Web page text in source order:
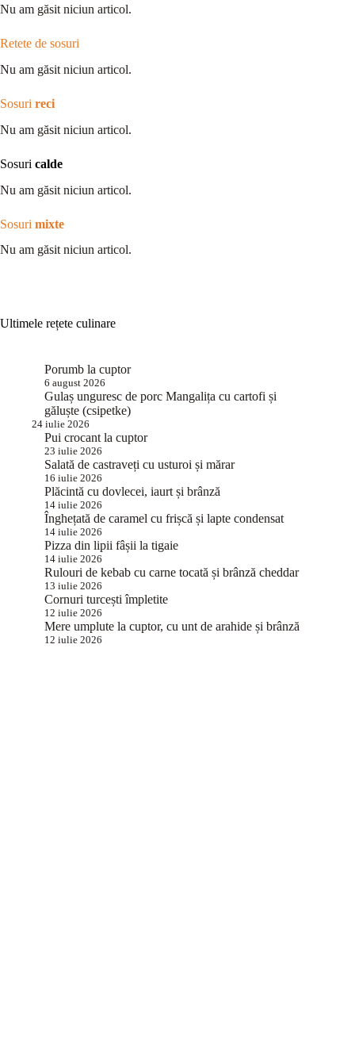
Nu am găsit niciun articol.
Retete de sosuri
Nu am găsit niciun articol.
Sosuri reci
Nu am găsit niciun articol.
Sosuri calde
Nu am găsit niciun articol.
Sosuri mixte
Nu am găsit niciun articol.
Ultimele rețete culinare
Porumb la cuptor
6 august 2026
Gulaș unguresc de porc Mangalița cu cartofi și
găluște (csipetke)
24 iulie 2026
Pui crocant la cuptor
23 iulie 2026
Salată de castraveți cu usturoi și mărar
16 iulie 2026
Plăcintă cu dovlecei, iaurt și brânză
14 iulie 2026
Înghețată de caramel cu frișcă și lapte condensat
14 iulie 2026
Pizza din lipii fâșii la tigaie
14 iulie 2026
Rulouri de kebab cu carne tocată și brânză cheddar
13 iulie 2026
Cornuri turcești împletite
12 iulie 2026
Mere umplute la cuptor, cu unt de arahide și brânză
12 iulie 2026